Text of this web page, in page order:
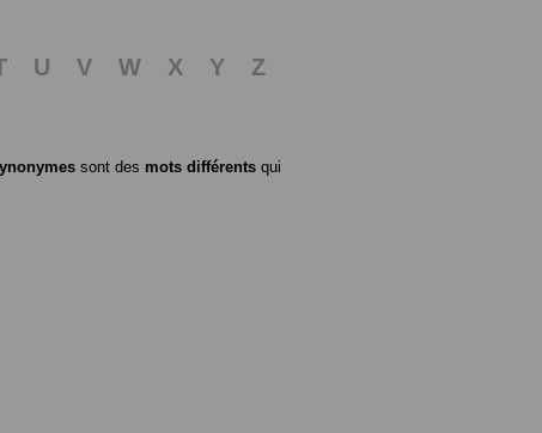
U V W X Y
Z
sont des mots différents qui